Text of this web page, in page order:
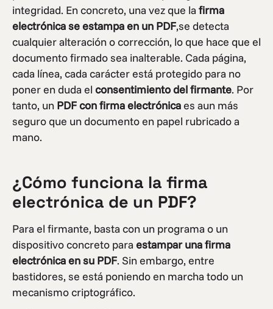
integridad. En concreto, una vez que la firma
electrónica se estampa en un PDF,se detecta
cualquier alteración o corrección, lo que hace que el
documento firmado sea inalterable. Cada página,
cada línea, cada carácter está protegido para no
poner en duda el consentimiento del firmante. Por
tanto, un PDF con firma electrónicaes aun más
seguro que un documento en papel rubricado a
mano.
¿Cómo funciona la firma
electrónica de un PDF?
Para el firmante, basta con un programa o un
dispositivo concreto para estampar una firma
electrónica en su PDF. Sin embargo, entre
bastidores, se está poniendo en marcha todo un
mecanismo criptográfico.